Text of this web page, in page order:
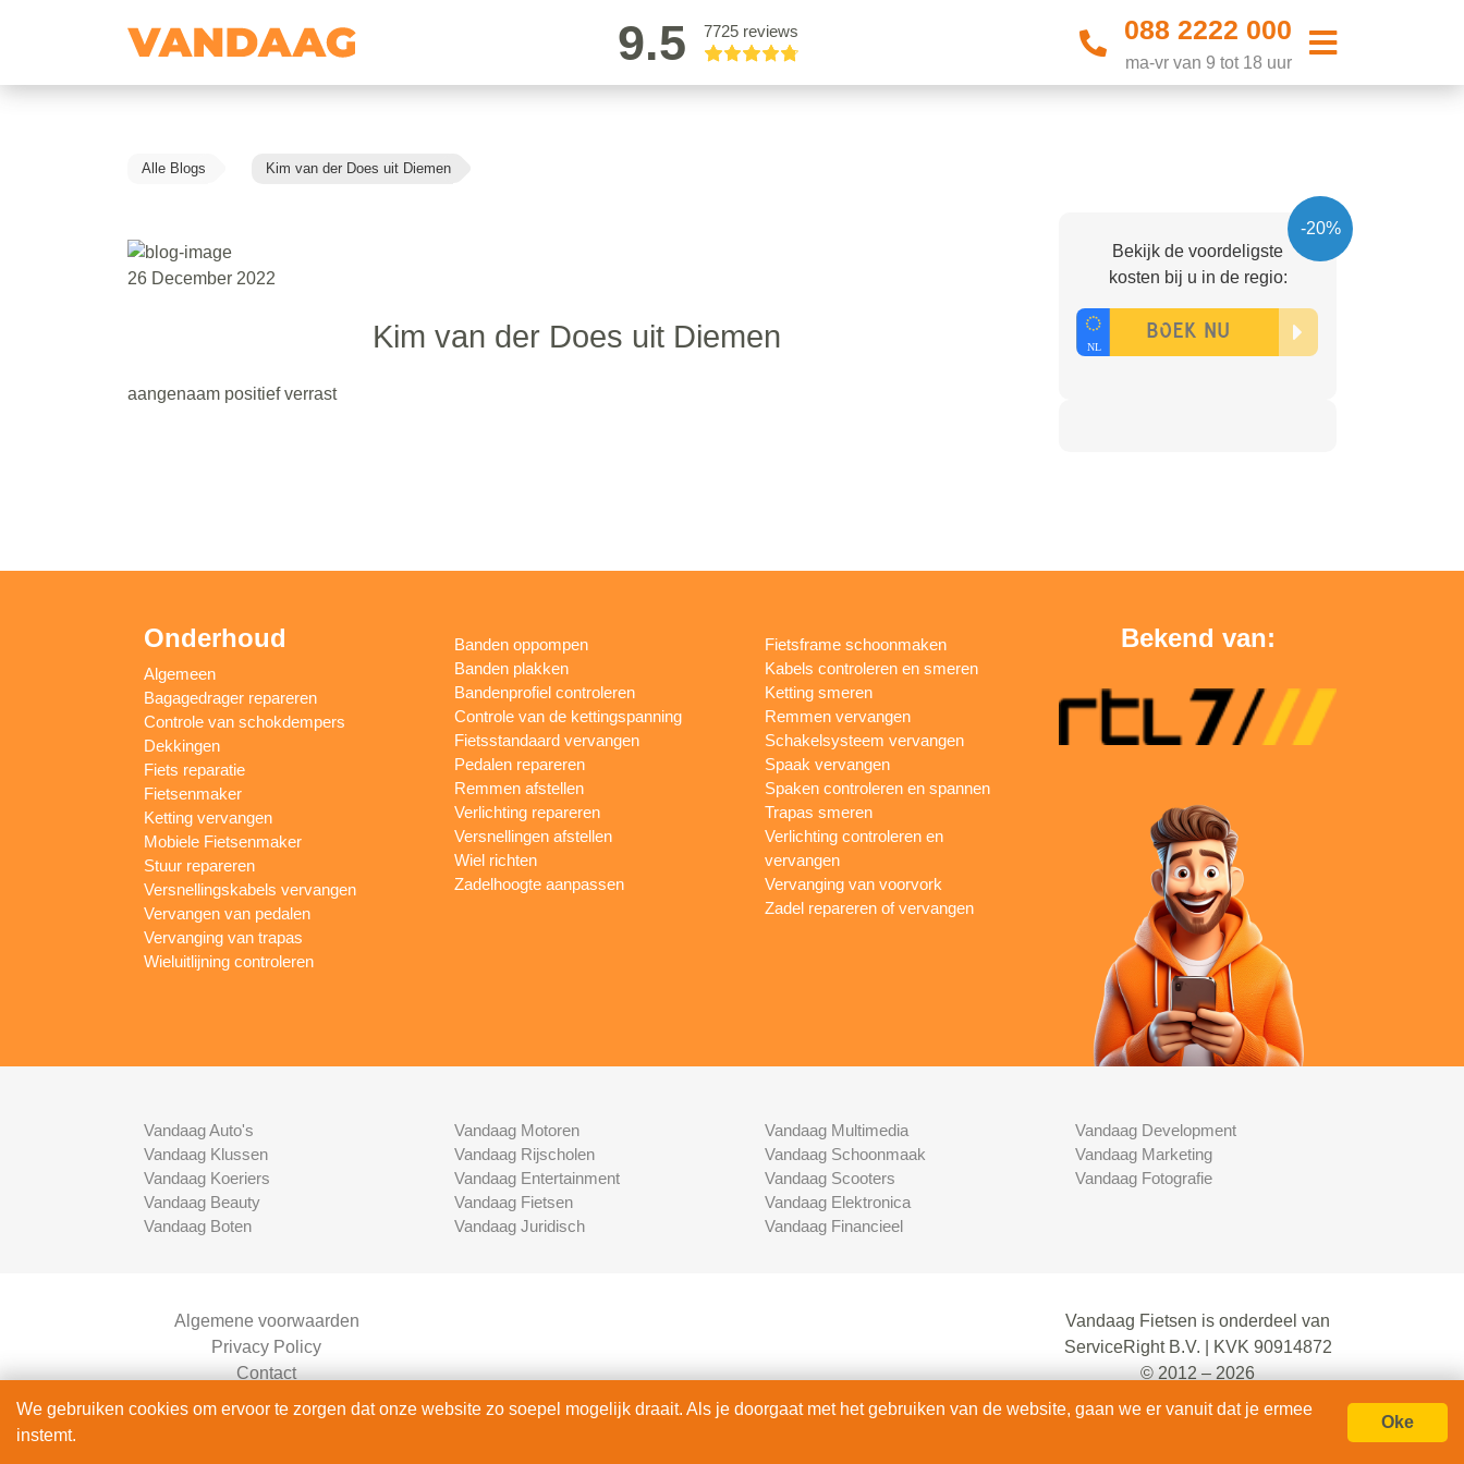
9.5 7725 reviews 088 2222 000
ma-vr van 9 tot 18 uur
Alle Blogs Kim van der Does uit Diemen
26 December 2022
Kim van der Does uit Diemen
aangenaam positief verrast
-20%
Bekijk de voordeligste
kosten bij u in de regio:
Onderhoud
Algemeen
Bagagedrager repareren
Controle van schokdempers
Dekkingen
Fiets reparatie
Fietsenmaker
Ketting vervangen
Mobiele Fietsenmaker
Stuur repareren
Versnellingskabels vervangen
Vervangen van pedalen
Vervanging van trapas
Wieluitlijning controleren
Banden oppompen
Banden plakken
Bandenprofiel controleren
Controle van de kettingspanning
Fietsstandaard vervangen
Pedalen repareren
Remmen afstellen
Verlichting repareren
Versnellingen afstellen
Wiel richten
Zadelhoogte aanpassen
Fietsframe schoonmaken
Kabels controleren en smeren
Ketting smeren
Remmen vervangen
Schakelsysteem vervangen
Spaak vervangen
Spaken controleren en spannen
Trapas smeren
Verlichting controleren en
vervangen
Vervanging van voorvork
Zadel repareren of vervangen
Bekend van:
Vandaag Auto's
Vandaag Klussen
Vandaag Koeriers
Vandaag Beauty
Vandaag Boten
Vandaag Motoren
Vandaag Rijscholen
Vandaag Entertainment
Vandaag Fietsen
Vandaag Juridisch
Vandaag Multimedia
Vandaag Schoonmaak
Vandaag Scooters
Vandaag Elektronica
Vandaag Financieel
Vandaag Development
Vandaag Marketing
Vandaag Fotografie
Algemene voorwaarden
Privacy Policy
Contact
Bedrijven Inlog
Vandaag Fietsen is onderdeel van
ServiceRight B.V. | KVK 90914872
© 2012 – 2026
alle rechten voorbehouden.
We gebruiken cookies om ervoor te zorgen dat onze website zo soepel mogelijk draait. Als je doorgaat met het gebruiken van de website, gaan we er vanuit dat je ermee
instemt.
Oke